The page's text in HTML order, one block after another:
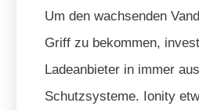
Um den wachsenden
Griff zu bekommen,
Ladeanbieter in immer
Schutzsysteme. Ionity